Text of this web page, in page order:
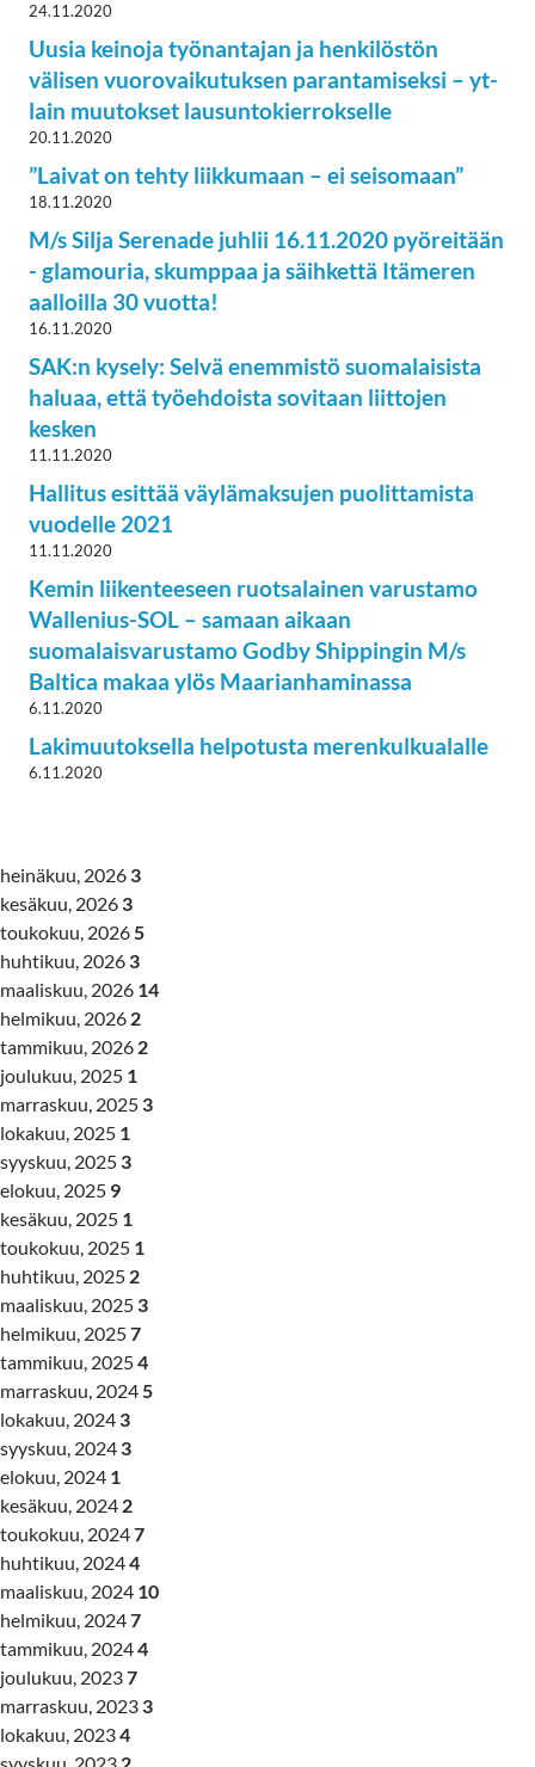
24.11.2020
Uusia keinoja työnantajan ja henkilöstön
välisen vuorovaikutuksen parantamiseksi – yt-
lain muutokset lausuntokierrokselle
20.11.2020
”Laivat on tehty liikkumaan – ei seisomaan”
18.11.2020
M/s Silja Serenade juhlii 16.11.2020 pyöreitään
- glamouria, skumppaa ja säihkettä Itämeren
aalloilla 30 vuotta!
16.11.2020
SAK:n kysely: Selvä enemmistö suomalaisista
haluaa, että työehdoista sovitaan liittojen
kesken
11.11.2020
Hallitus esittää väylämaksujen puolittamista
vuodelle 2021
11.11.2020
Kemin liikenteeseen ruotsalainen varustamo
Wallenius-SOL – samaan aikaan
suomalaisvarustamo Godby Shippingin M/s
Baltica makaa ylös Maarianhaminassa
6.11.2020
Lakimuutoksella helpotusta merenkulkualalle
6.11.2020
heinäkuu, 2026 3
kesäkuu, 2026 3
toukokuu, 20265
huhtikuu, 2026 3
maaliskuu, 2026 14
helmikuu, 2026 2
tammikuu, 2026 2
joulukuu, 2025 1
marraskuu, 2025 3
lokakuu, 2025 1
syyskuu, 2025 3
elokuu, 2025 9
kesäkuu, 2025 1
toukokuu, 2025 1
huhtikuu, 2025 2
maaliskuu, 2025 3
helmikuu, 20257
tammikuu, 20254
marraskuu, 20245
lokakuu, 2024 3
syyskuu, 2024 3
elokuu, 2024 1
kesäkuu, 2024 2
toukokuu, 20247
huhtikuu, 20244
maaliskuu, 2024 10
helmikuu, 20247
tammikuu, 20244
joulukuu, 20237
marraskuu, 2023 3
lokakuu, 20234